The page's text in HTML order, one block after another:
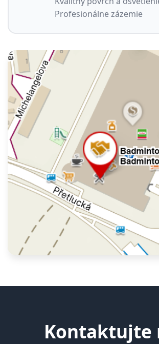
Profesionálne zázemie
Kontaktujte